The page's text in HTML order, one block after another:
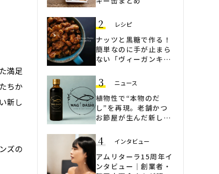
満足
ちか
新し
ズの
2 レシピ
ナッツと黒糖で作る！
簡単なのに手が止まら
ない「ヴィーガンキャ
3 ニュース
植物性で“本物のだ
し”を再現。老舗かつ
お節屋が生んだ新しい
「MAGI DASHI」
4 インタビュー
アムリターラ15周年イ
ンタビュー｜創業者・